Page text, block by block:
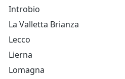
Introbio
La Valletta Brianza
Lecco
Lierna
Lomagna